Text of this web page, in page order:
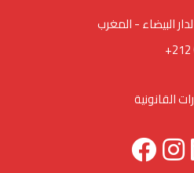
البيضاء - المغرب
القانونية